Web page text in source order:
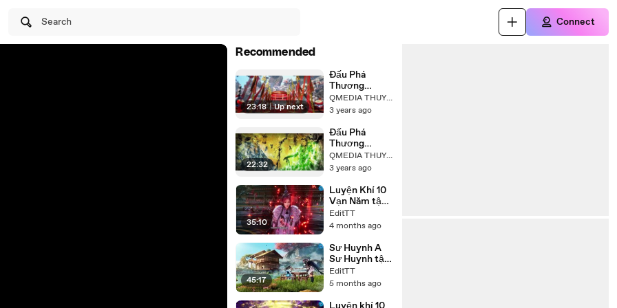
Search Connect
Recommended
23:18 | Up next
Đấu Phá
Thương
Khung Phần 5
Tập 56
QMEDIA THUYẾT MINH
3 years ago
22:32
Đấu Phá
Thương
Khung Phần 5
Tập 57
QMEDIA THUYẾT MINH
3 years ago
35:10
Luyện Khí 10
Vạn Năm tập
326-330
thuyết minh
EditTT
4 months ago
45:17
Sư Huynh A
Sư Huynh tập
129-131 thuyết
minh (EditTT)
EditTT
5 months ago